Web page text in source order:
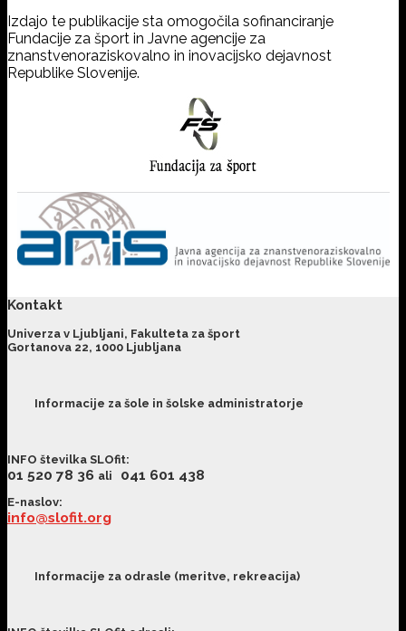
Izdajo te publikacije sta omogočila sofinanciranje
Fundacije za šport in Javne agencije za
znanstvenoraziskovalno in inovacijsko dejavnost
Republike Slovenije.
Kontakt
Univerza v Ljubljani, Fakulteta za šport
Gortanova 22, 1000 Ljubljana
Informacije za šole in šolske administratorje
INFO številka SLOfit:
01 520 78 36 ali 041 601 438
E-naslov:
info@slofit.org
Informacije za odrasle (meritve, rekreacija)